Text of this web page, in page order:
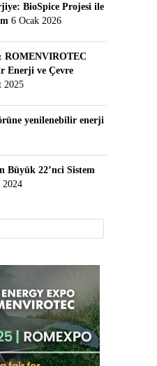
BioSpice Projesi ile
6 Ocak 2026
ROMENVIROTEC
Enerji ve Çevre
2025
yenilenebilir enerji
Büyük 22’nci Sistem
2024